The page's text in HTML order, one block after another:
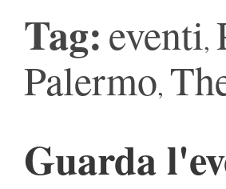
Tag:eventi,
Palermo,
Guarda